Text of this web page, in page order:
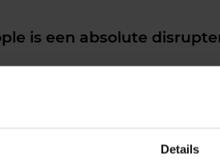
Details
is een absolute
op het gebied van
‘purpose’ veel ruimer
met bezieling. Het appelleert